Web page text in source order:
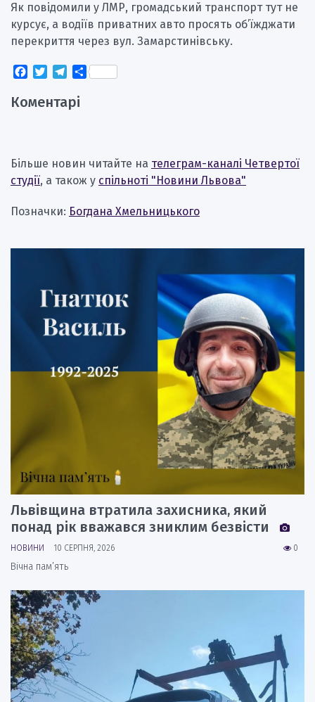
Як повідомили у ЛМР, громадський транспорт тут не
курсує, а водіїв приватних авто просять об’їжджати
перекриття через вул. Замарстинівську.
Facebook
TwitterTelegram
Поділитися
Коментарі
Більше новин читайте на телеграм-каналі Четвертої
студії, а також у спільноті "Новини Львова"
Позначки: Богдана Хмельницького
Львівщина втратила захисника, який
понад рік вважався зниклим безвісти
0
НОВИНИ 10 СЕРПНЯ, 2026
Вічна пам’ять